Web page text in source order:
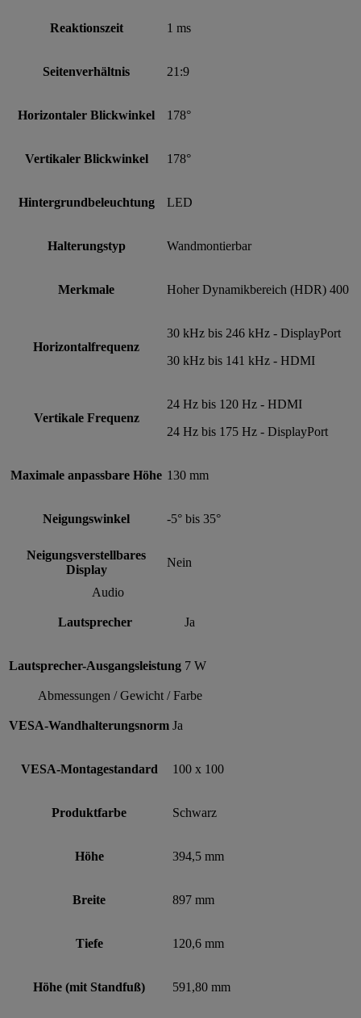
Reaktionszeit 1 ms
Seitenverhältnis 21:9
Horizontaler Blickwinkel 178°
Vertikaler Blickwinkel 178°
Hintergrundbeleuchtung LED
Halterungstyp Wandmontierbar
Merkmale Hoher Dynamikbereich (HDR) 400
Horizontalfrequenz
30 kHz bis 246 kHz - DisplayPort
30 kHz bis 141 kHz - HDMI
Vertikale Frequenz
24 Hz bis 120 Hz - HDMI
24 Hz bis 175 Hz - DisplayPort
Maximale anpassbare Höhe 130 mm
Neigungswinkel -5° bis 35°
Neigungsverstellbares
Display
Nein
Audio
Lautsprecher Ja
Lautsprecher-Ausgangsleistung 7 W
Abmessungen / Gewicht / Farbe
VESA-Wandhalterungsnorm Ja
VESA-Montagestandard 100 x 100
Produktfarbe Schwarz
Höhe 394,5 mm
Breite 897 mm
Tiefe 120,6 mm
Höhe (mit Standfuß) 591,80 mm